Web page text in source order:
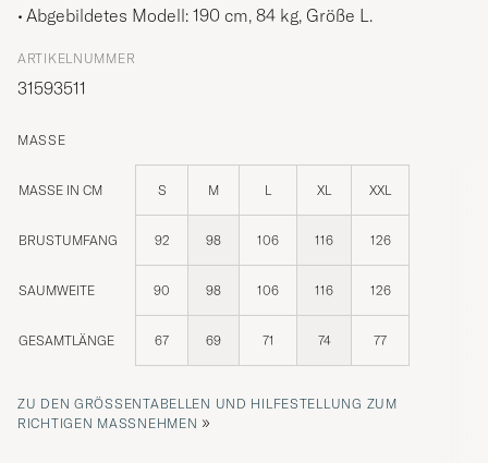
Abgebildetes Modell: 190 cm, 84 kg, Größe L.
ARTIKELNUMMER
31593511
MASSE
MASSE IN CM S M L XL XXL
BRUSTUMFANG 92 98 106 116 126
SAUMWEITE 90 98 106 116 126
GESAMTLÄNGE 67 69 71 74 77
ZU DEN GRÖSSENTABELLEN UND HILFESTELLUNG ZUM R
ICHTIGEN MASSNEHMEN
»